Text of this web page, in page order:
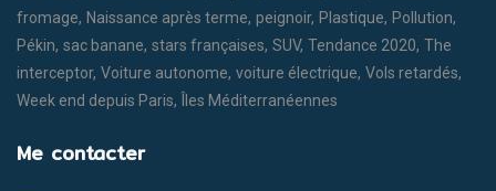
fromage Naissance après terme peignoir Plastique Pollution
Pékin sac banane stars françaises SUV Tendance 2020 The
interceptor Voiture autonome voiture électrique Vols retardés
Week end depuis Paris Îles Méditerranéennes
Me contacter